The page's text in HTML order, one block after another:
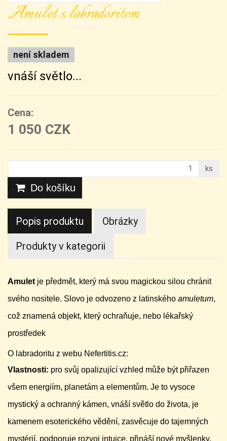
Amulet s labradoritem
není skladem
vnáší světlo...
Cena:
1 050 CZK
ks
Do košíku
Popis produktu Obrázky
Produkty v kategorii
Amulet je předmět, který má svou magickou silou chránit
svého nositele. Slovo je odvozeno z latinského amuletum,
což znamená objekt, který ochraňuje, nebo lékařský
prostředek
O labradoritu z webu Nefertitis.cz:
Vlastnosti: pro svůj opalizující vzhled může být přiřazen
všem energiím, planetám a elementům. Je to vysoce
mystický a ochranný kámen, vnáší světlo do života, je
kamenem esoterického vědění, zasvěcuje do tajemných
mystérií, podporuje rozvoj intuice, přináší nové myšlenky,